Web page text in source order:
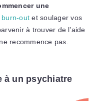
une
out et soulager vos
à trouver de l’aide
recommence pas.
à un psychiatre